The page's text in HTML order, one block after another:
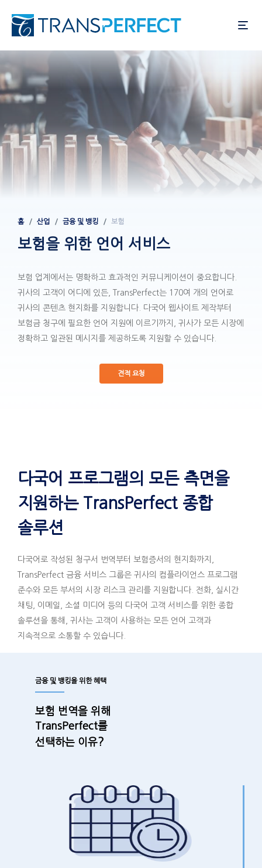
요
텐
츠
로
뛰
이동
경로
홈 산업 금융 및 뱅킹 보험
보험을 위한 언어 서비스
보험 업계에서는 명확하고 효과적인 커뮤니케이션이 중요합니다.
귀사의 고객이 어디에 있든, TransPerfect는 170여 개의 언어로
귀사의 콘텐츠 현지화를 지원합니다. 다국어 웹사이트 제작부터
보험금 청구에 필요한 언어 지원에 이르기까지, 귀사가 모든 시장에
정확하고 일관된 메시지를 제공하도록 지원할 수 있습니다.
견적 요청
다국어 프로그램의 모든 측면을
지원하는 TransPerfect 종합
솔루션
다국어로 작성된 청구서 번역부터 보험증서의 현지화까지,
TransPerfect 금융 서비스 그룹은 귀사의 컴플라이언스 프로그램
준수와 모든 부서의 시장 리스크 관리를 지원합니다. 전화, 실시간
채팅, 이메일, 소셜 미디어 등의 다국어 고객 서비스를 위한 종합
솔루션을 통해, 귀사는 고객이 사용하는 모든 언어 고객과
지속적으로 소통할 수 있습니다.
금융 및 뱅킹을 위한 혜택
보험 번역을 위해
TransPerfect를
선택하는 이유?